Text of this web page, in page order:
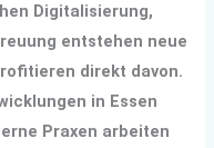
Digitalisierung,
entstehen neue
direkt davon.
in Essen
Praxen arbeiten